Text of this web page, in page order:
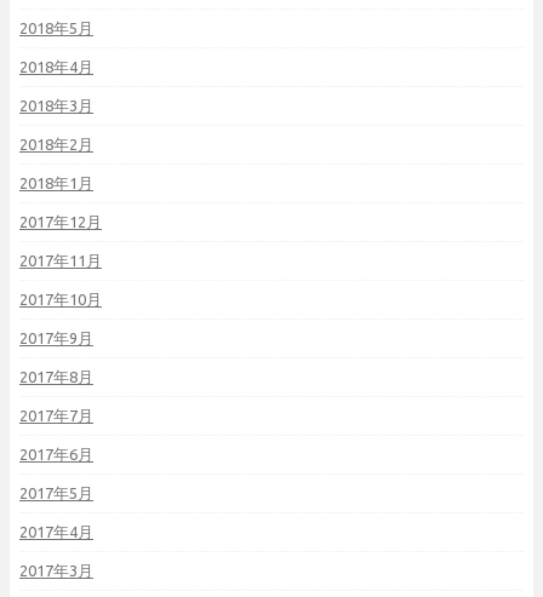
2018年5月
2018年4月
2018年3月
2018年2月
2018年1月
2017年12月
2017年11月
2017年10月
2017年9月
2017年8月
2017年7月
2017年6月
2017年5月
2017年4月
2017年3月